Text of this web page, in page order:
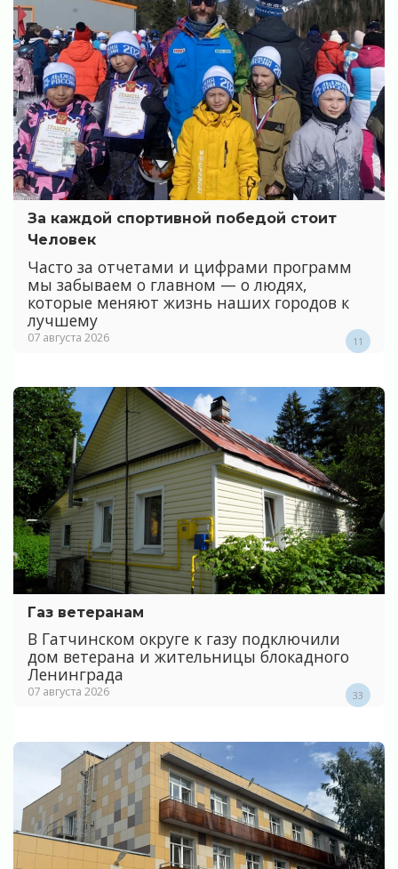
За каждой спортивной победой стоит
Человек
Часто за отчетами и цифрами программ
мы забываем о главном — о людях,
которые меняют жизнь наших городов к
лучшему
07 августа 2026 11
Газ ветеранам
В Гатчинском округе к газу подключили
дом ветерана и жительницы блокадного
Ленинграда
07 августа 2026 33